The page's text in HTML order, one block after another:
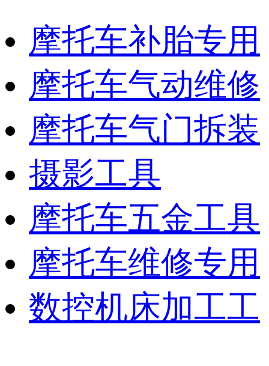
摩托车补胎专用
摩托车气动维修
摩托车气门拆装
摄影工具
摩托车五金工具
摩托车维修专用
数控机床加工工